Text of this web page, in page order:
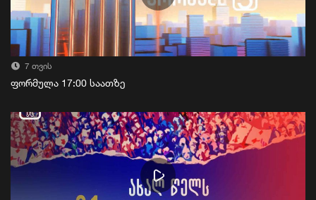
7 თვის
ფორმულა 17:00 საათზე